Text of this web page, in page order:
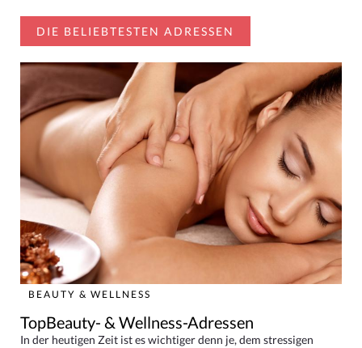
DIE BELIEBTESTEN ADRESSEN
BEAUTY & WELLNESS
TopBeauty- & Wellness-Adressen
In der heutigen Zeit ist es wichtiger denn je, dem stressigen